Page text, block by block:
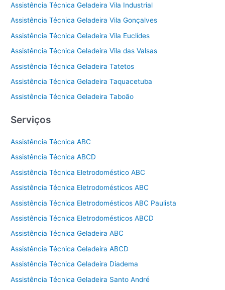
Assistência Técnica Geladeira Vila Industrial
Assistência Técnica Geladeira Vila Gonçalves
Assistência Técnica Geladeira Vila Euclídes
Assistência Técnica Geladeira Vila das Valsas
Assistência Técnica Geladeira Tatetos
Assistência Técnica Geladeira Taquacetuba
Assistência Técnica Geladeira Taboão
Serviços
Assistência Técnica ABC
Assistência Técnica ABCD
Assistência Técnica Eletrodoméstico ABC
Assistência Técnica Eletrodomésticos ABC
Assistência Técnica Eletrodomésticos ABC Paulista
Assistência Técnica Eletrodomésticos ABCD
Assistência Técnica Geladeira ABC
Assistência Técnica Geladeira ABCD
Assistência Técnica Geladeira Diadema
Assistência Técnica Geladeira Santo André